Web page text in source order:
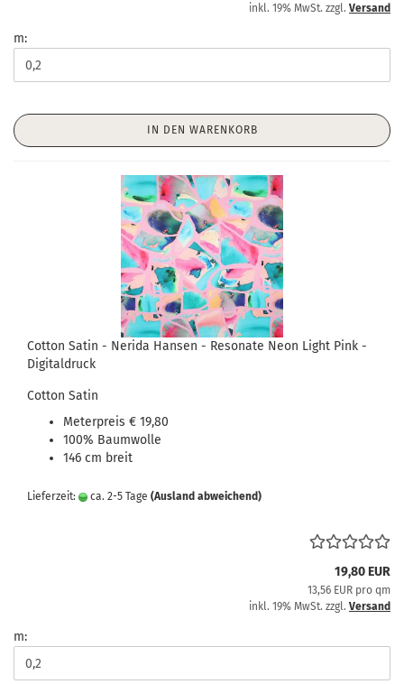
inkl. 19% MwSt. zzgl. Versand
m:
IN DEN WARENKORB
Cotton Satin - Nerida Hansen - Resonate Neon Light Pink -
Digitaldruck
Cotton Satin
Meterpreis € 19,80
100% Baumwolle
146 cm breit
Lieferzeit: ca. 2-5 Tage (Ausland abweichend)
19,80 EUR
13,56 EUR pro qm
inkl. 19% MwSt. zzgl. Versand
m: